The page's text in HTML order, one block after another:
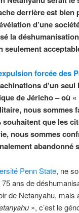
derrière est
d’une
la
forcée des
d’un
de Jéricho – où «
nous sommes
que les
nous sommes
abandonné
Penn State, ne
ans de
de Netanyahu, mais
», c’est le